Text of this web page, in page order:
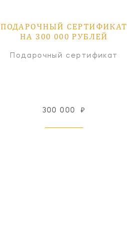
ПОДАРОЧНЫЙ СЕРТИФИКАТ
НА 300 000 РУБЛЕЙ
Подарочный сертификат
300 000 ₽